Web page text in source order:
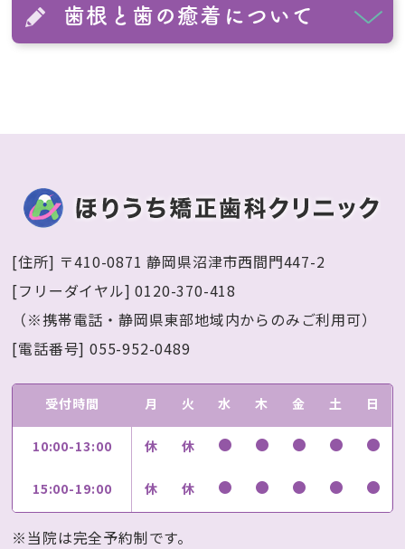
歯根と歯の癒着について
[住所] 〒410-0871 静岡県沼津市西間門447-2
[フリーダイヤル] 0120-370-418
（※携帯電話・静岡県東部地域内からのみご利用可）
[電話番号] 055-952-0489
受付時間 月 火 水 木 金 土 日
10:00-13:00 休 休
15:00-19:00 休 休
※当院は完全予約制です。